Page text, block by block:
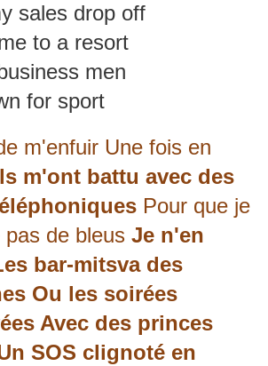
sales drop off
to a resort
men
for sport
m'enfuir Une fois en
m'ont battu avec des
Pour que je
de bleus Je n'en
bar-mitsva des
Ou les soirées
Avec des princes
SOS clignoté en